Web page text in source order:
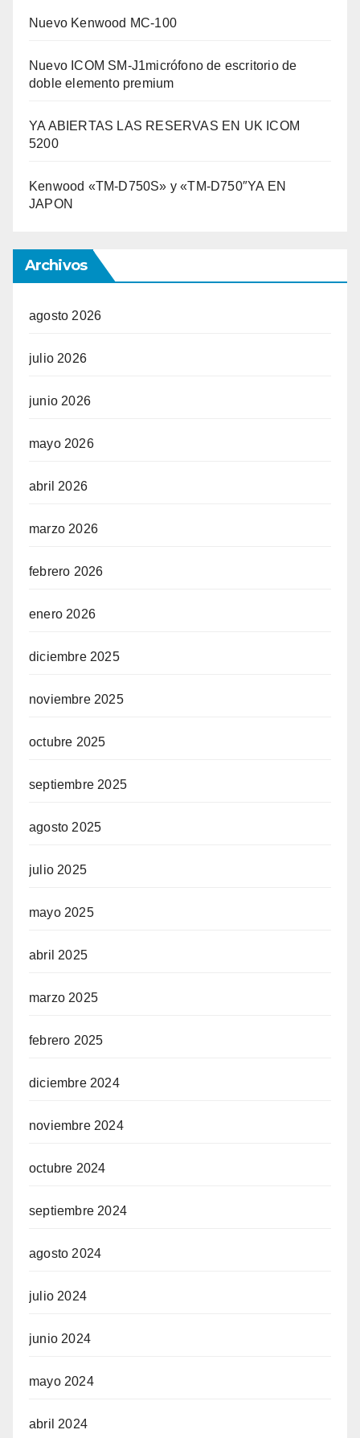
Nuevo Kenwood MC-100
Nuevo ICOM SM-J1micrófono de escritorio de
doble elemento premium
YA ABIERTAS LAS RESERVAS EN UK ICOM
5200
Kenwood «TM-D750S» y «TM-D750″YA EN
JAPON
Archivos
agosto 2026
julio 2026
junio 2026
mayo 2026
abril 2026
marzo 2026
febrero 2026
enero 2026
diciembre 2025
noviembre 2025
octubre 2025
septiembre 2025
agosto 2025
julio 2025
mayo 2025
abril 2025
marzo 2025
febrero 2025
diciembre 2024
noviembre 2024
octubre 2024
septiembre 2024
agosto 2024
julio 2024
junio 2024
mayo 2024
abril 2024